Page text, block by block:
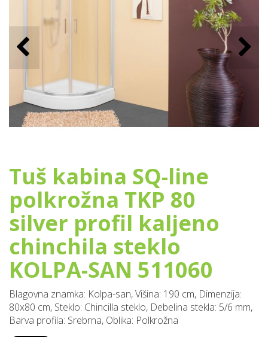
Tuš kabina SQ-line
polkrožna TKP 80
silver profil kaljeno
chinchila steklo
KOLPA-SAN 511060
Blagovna znamka: Kolpa-san, Višina: 190 cm, Dimenzija:
80x80 cm, Steklo: Chincilla steklo, Debelina stekla: 5/6 mm,
Barva profila: Srebrna, Oblika: Polkrožna